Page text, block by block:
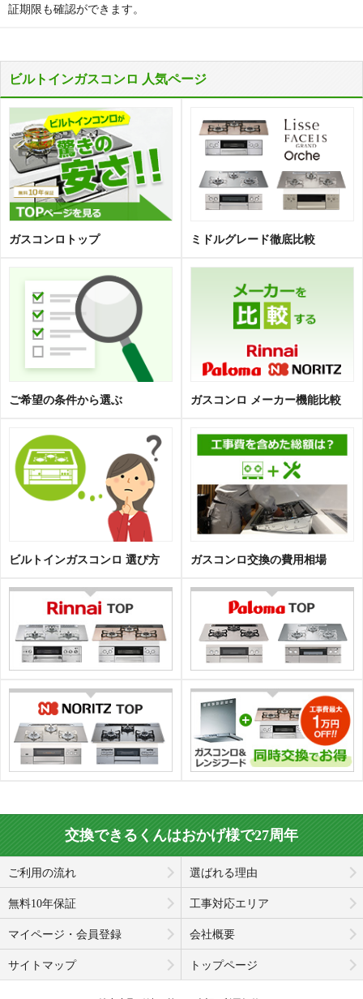
証期限も確認ができます。
ビルトインガスコンロ 人気ページ
ガスコンロトップ ミドルグレード徹底比較
ご希望の条件から選ぶ ガスコンロ メーカー機能比較
ビルトインガスコンロ 選び方 ガスコンロ交換の費用相場
交換できるくんはおかげ様で27周年
ご利用の流れ 選ばれる理由
無料10年保証 工事対応エリア
マイページ・会員登録 会社概要
サイトマップ トップページ